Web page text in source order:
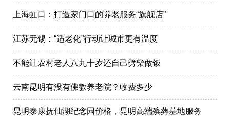
上海虹口：打造家门口的养老服务“旗舰店”
江苏无锡：“适老化”行动让城市更有温度
不能让农村老人八九十岁还自己劈柴做饭
云南昆明有没有佛教养老院？收费多少
昆明泰康抚仙湖纪念园价格，昆明高端殡葬墓地服务